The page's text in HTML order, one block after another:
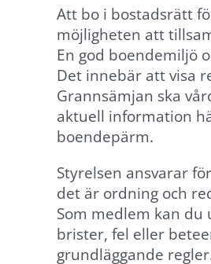
Att bo i bostadsrätt
möjligheten att
En god boendemiljö
Det innebär att visa
Grannsämjan ska
aktuell information
boendepärm.
Styrelsen ansvarar
det är ordning och
Som medlem kan
brister, fel eller
grundläggande